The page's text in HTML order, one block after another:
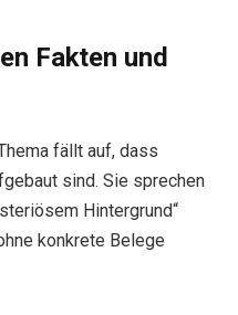
Fakten und
fällt auf, dass
sind. Sie sprechen
Hintergrund“
konkrete Belege